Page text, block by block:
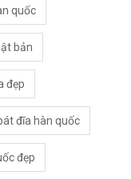
quốc
bản
đẹp
đĩa hàn quốc
đẹp